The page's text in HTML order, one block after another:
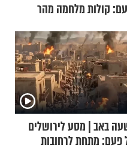
קולות מלחמה מהר
באב | מסע לירושלים
פעם: מתחת לרחובות